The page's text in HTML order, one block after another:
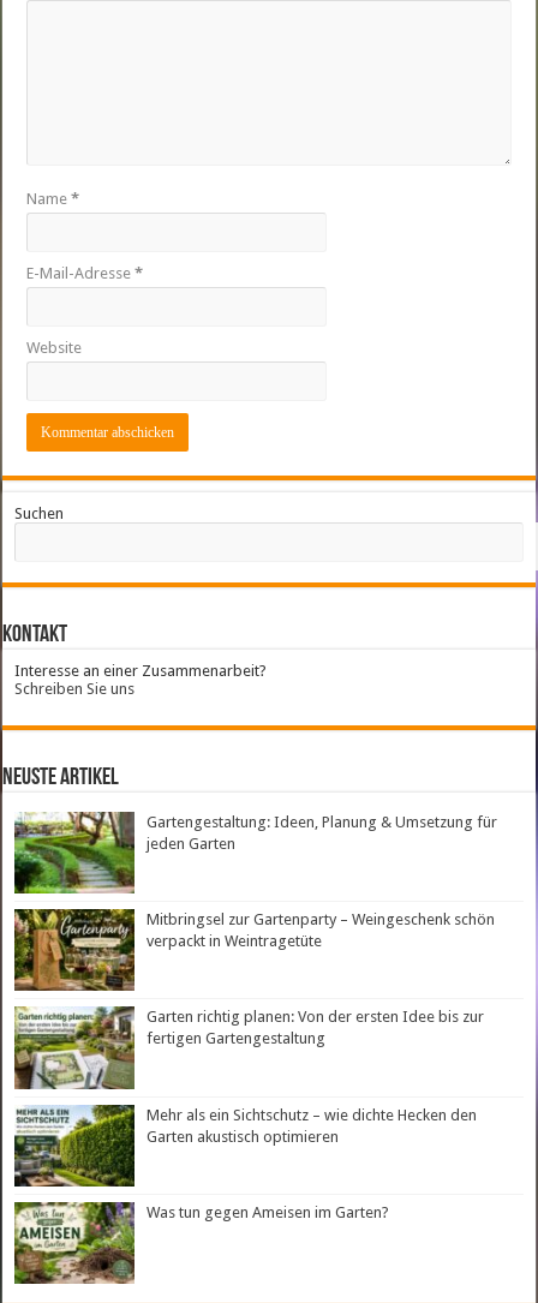
Name*
E-Mail-Adresse*
Website
Suchen
Kontakt
Interesse an einer Zusammenarbeit?
Schreiben Sie uns
neuste Artikel
Gartengestaltung: Ideen, Planung & Umsetzung für
jeden Garten
Mitbringsel zur Gartenparty – Weingeschenk schön
verpackt in Weintragetüte
Garten richtig planen: Von der ersten Idee bis zur
fertigen Gartengestaltung
Mehr als ein Sichtschutz – wie dichte Hecken den
Garten akustisch optimieren
Was tun gegen Ameisen im Garten?